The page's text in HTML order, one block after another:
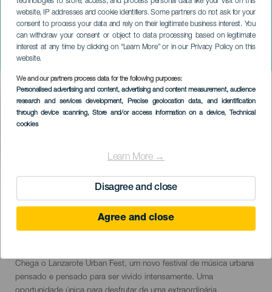
website, IP addresses and cookie identifiers. Some partners do not ask for your
consent to process your data and rely on their legitimate business interest. You
can withdraw your consent or object to data processing based on legitimate
interest at any time by clicking on “Learn More” or in our Privacy Policy on this
website.
We and our partners process data for the following purposes:
Personalised advertising and content, advertising and content measurement, audience
research and services development, Precise geolocation data, and identification
through device scanning, Store and/or access information on a device, Technical
cookies
Learn More →
Disagree and close
Agree and close
Lanzarote Urban Fest
LANZAROTE
Imagen
Listado
Localidad
San bartolome
del
evento
Chega o Lanzarote Urban Fest, um novo festival de música urbana
pensado e pensado para ser vivido intensamente. Uma